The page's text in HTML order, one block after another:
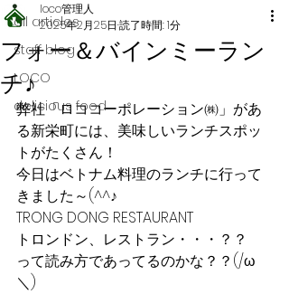
all articles
staff blog
LOCO
delicious food
フォー＆バインミーラン
チ♪
loco管理人
2025年2月25日 読了時間: 1分
弊社「ロココーポレーション㈱」があ
る新栄町には、美味しいランチスポッ
トがたくさん！
今日はベトナム料理のランチに行って
きました～(^^♪
TRONG DONG RESTAURANT
トロンドン、レストラン・・・？？
って読み方であってるのかな？？(/ω
＼)